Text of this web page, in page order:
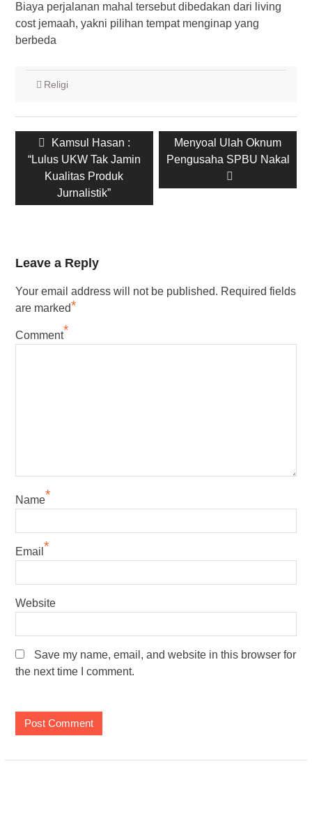
Biaya perjalanan mahal tersebut dibedakan dari living
cost jemaah, yakni pilihan tempat menginap yang
berbeda
Religi
navigation
Previous
post:
Kamsul Hasan :
“Lulus UKW Tak Jamin
Kualitas Produk
Jurnalistik”
Next
post:
Menyoal Ulah Oknum
Pengusaha SPBU Nakal
Leave a Reply
Your email address will not be published. Required fields
are marked*
Comment*
Name*
Email *
Website
Save my name, email, and website in this browser for
the next time I comment.